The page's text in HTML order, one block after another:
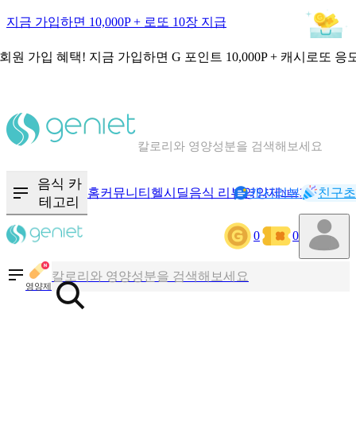
지금 가입하면 10,000P + 로또 10장 지급
원 가입 혜택! 지금 가입하면 G 포인트 10,000P + 캐시로또 응
칼로리와 영양성분을 검색해보세요
음식 카
테고리
홈커뮤니티 헬시딜음식 리뷰영양제NEW기록
캐시리뷰 친구
0 0
영양제
칼로리와 영양성분을 검색해보세요
혈당 · 다이어트 음식 검색해보세요